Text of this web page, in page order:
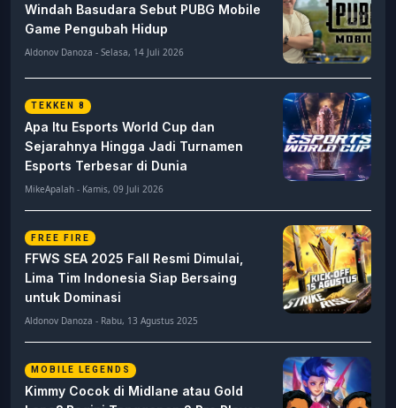
Windah Basudara Sebut PUBG Mobile
Game Pengubah Hidup
Aldonov Danoza - Selasa, 14 Juli 2026
TEKKEN 8
Apa Itu Esports World Cup dan
Sejarahnya Hingga Jadi Turnamen
Esports Terbesar di Dunia
MikeApalah - Kamis, 09 Juli 2026
FREE FIRE
FFWS SEA 2025 Fall Resmi Dimulai,
Lima Tim Indonesia Siap Bersaing
untuk Dominasi
Aldonov Danoza - Rabu, 13 Agustus 2025
MOBILE LEGENDS
Kimmy Cocok di Midlane atau Gold